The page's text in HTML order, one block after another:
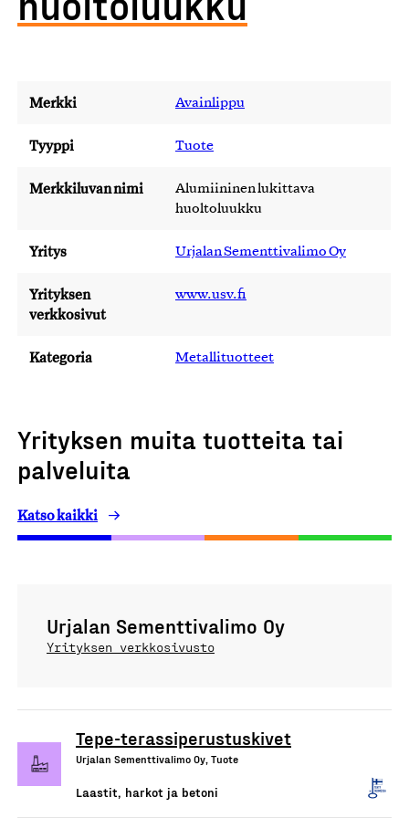
Merkki Avainlippu
Tyyppi Tuote
Merkkiluvan nimi
Alumiininen lukittava
huoltoluukku
Yritys Urjalan Sementtivalimo Oy
Yrityksen
verkkosivut
www.usv.fi
Kategoria Metallituotteet
Yrityksen muita tuotteita tai
palveluita
Katso kaikki
Urjalan Sementtivalimo Oy
Yrityksen verkkosivusto
Tepe-terassiperustuskivet
Urjalan Sementtivalimo Oy, Tuote
Laastit, harkot ja betoni